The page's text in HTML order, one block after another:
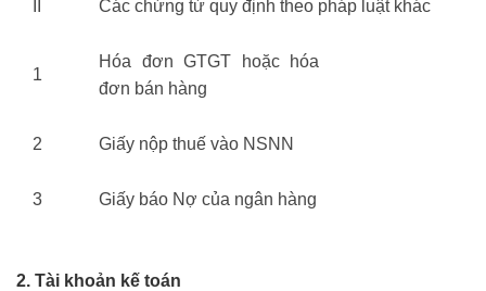
Các chứng từ quy định theo pháp luật khác
1
Hóa đơn GTGT hoặc hóa
đơn bán hàng
2 Giấy nộp thuế vào NSNN
3 Giấy báo Nợ của ngân hàng
2. Tài khoản kế toán